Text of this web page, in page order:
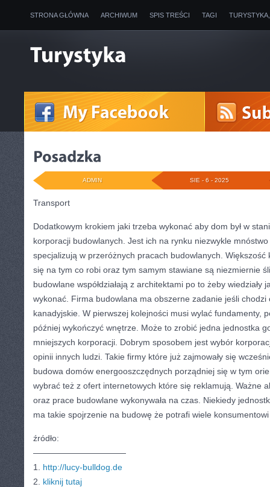
STRONA GŁÓWNA ARCHIWUM SPIS TREŚCI TAGI
SIE - 6 - 2025
ADMIN
Transport
Dodatkowym krokiem jaki trzeba wykonać aby dom był w
korporacji budowlanych. Jest ich na rynku niezwykle
specjalizują w przeróżnych pracach budowlanych.
się na tym co robi oraz tym samym stawiane są niezmiernie
budowlane współdziałają z architektami po to żeby wiedziały
wykonać. Firma budowlana ma obszerne zadanie jeśli chodzi
kanadyjskie. W pierwszej kolejności musi wylać fundamenty,
później wykończyć wnętrze. Może to zrobić jedna jednostka
mniejszych korporacji. Dobrym sposobem jest wybór
opinii innych ludzi. Takie firmy które już zajmowały się
budowa domów energooszczędnych porządniej się w tym
wybrać też z ofert internetowych które się reklamują. Ważne
oraz prace budowlane wykonywała na czas. Niekiedy
ma takie spojrzenie na budowę że potrafi wiele
źródło:
———————————
1. http://lucy-bulldog.de
2. kliknij tutaj